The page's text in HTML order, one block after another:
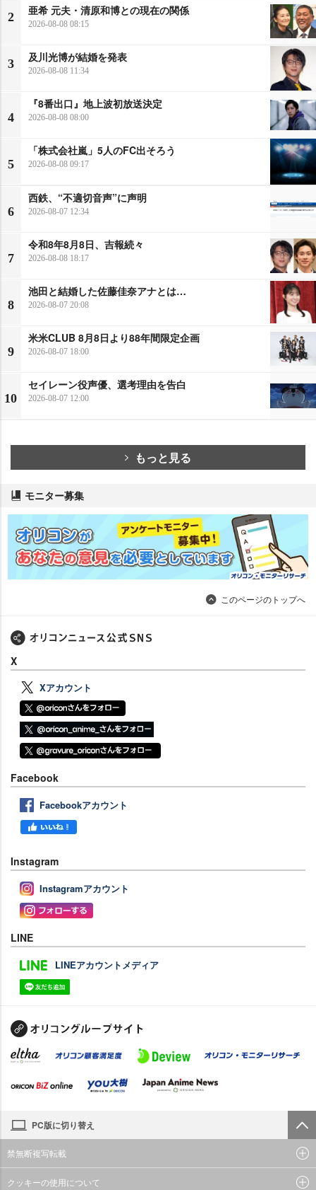
2
亜希 元夫・清原和博との現在の関係
2026-08-08 08:15
3
及川光博が結婚を発表
2026-08-08 11:34
4
『8番出口』地上波初放送決定
2026-08-08 08:00
5
「株式会社嵐」5人のFC出そろう
2026-08-08 09:17
6
西鉄、“不適切音声”に声明
2026-08-07 12:34
7
令和8年8月8日、吉報続々
2026-08-08 18:17
8
池田と結婚した佐藤佳奈アナとは…
2026-08-07 20:08
9
米米CLUB 8月8日より88年間限定企画
2026-08-07 18:00
10
セイレーン役声優、選考理由を告白
2026-08-07 12:00
もっと見る
モニター募集
このページのトップへ
X
Xアカウント
Facebook
Facebookアカウント
Instagram
Instagramアカウント
LINE
LINEアカウントメディア
PC版に切り替え
禁無断複写転載
クッキーの使用について